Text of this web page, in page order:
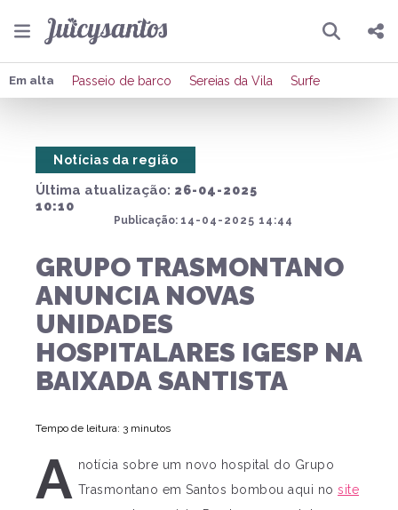
Pesquisar
Compartilhar
Em alta Passeio de barco Sereias da Vila Surfe
Última atualização: 26-04-2025
10:10
Publicação: 14-04-2025 14:44
Notícias da região
GRUPO TRASMONTANO
ANUNCIA NOVAS
UNIDADES
HOSPITALARES IGESP NA
BAIXADA SANTISTA
Tempo de leitura: 3 minutos
A notícia sobre um novo hospital do Grupo
Trasmontano em Santos bombou aqui no site